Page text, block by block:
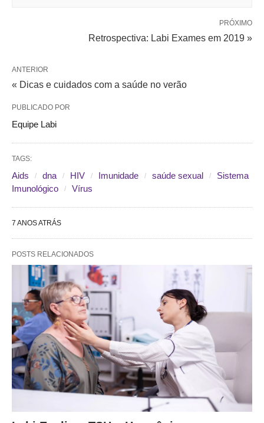
PRÓXIMO
Retrospectiva: Labi Exames em 2019 »
ANTERIOR
« Dicas e cuidados com a saúde no verão
PUBLICADO POR
Equipe Labi
TAGS:
Aids dna HIV Imunidade saúde sexual
Sistema
Imunológico
Vírus
7 ANOS ATRÁS
POSTS RELACIONADOS